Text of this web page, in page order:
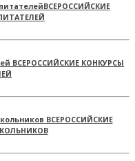
ВСЕРОССИЙСКИЕ
ВСЕРОССИЙСКИЕ КОНКУРСЫ
ВСЕРОССИЙСКИЕ